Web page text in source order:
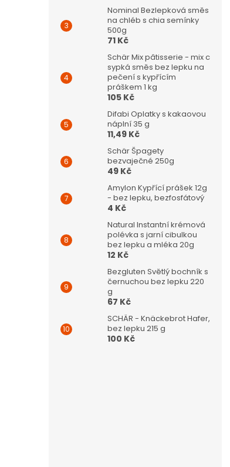
Nominal Bezlepková směs
na chléb s chia semínky
500g
71 Kč
Schär Mix pâtisserie - mix c
sypká směs bez lepku na
pečení s kypřícím
práškem 1 kg
105 Kč
Difabi Oplatky s kakaovou
náplní 35 g
11,49 Kč
Schär Špagety
bezvaječné 250g
49 Kč
Amylon Kypřící prášek 12g
- bez lepku, bezfosfátový
4 Kč
Natural Instantní krémová
polévka s jarní cibulkou
bez lepku a mléka 20g
12 Kč
Bezgluten Světlý bochník s
černuchou bez lepku 220
g
67 Kč
SCHÄR - Knäckebrot Hafer,
bez lepku 215 g
100 Kč